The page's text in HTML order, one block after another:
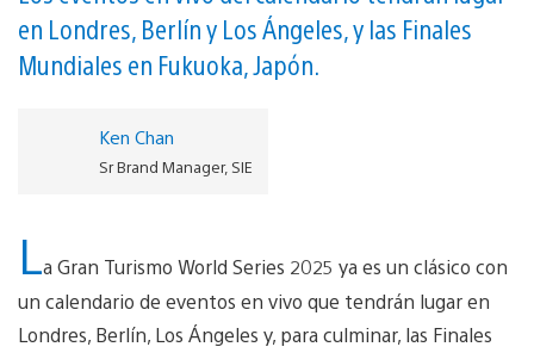
en Londres, Berlín y Los Ángeles, y las Finales
Mundiales en Fukuoka, Japón.
Ken Chan
Sr Brand Manager, SIE
La Gran Turismo World Series 2025 ya es un clásico con
un calendario de eventos en vivo que tendrán lugar en
Londres, Berlín, Los Ángeles y, para culminar, las Finales